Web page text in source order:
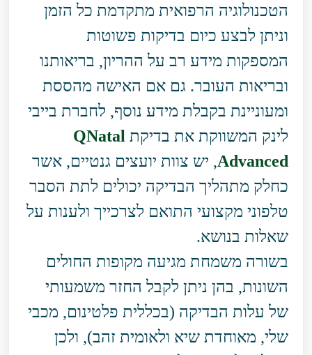
הטכנולוגיה הרפואית מתקדמת כל הזמן
וניתן לבצע כיום בדיקות פשוטות
המספקות מידע רב על ההריון, בריאותנו
ובריאות העובר. גם אם האישה מהססת
ומעוניינת בקבלת מידע נוסף, לחברת בייבי
לינק המשווקת את בדיקת QNatal
Advanced, יש צוות יועצים גנטיים, אשר
כחלק מתהליך הבדיקה יכולים לתת הסבר
טלפוני מקצועי התואם לצרכייך ולענות על
שאלות בנושא.
בשורה משמחת מגיעה מקופות החולים
השונות, בהן ניתן לקבל החזר משמעותי
של עלות הבדיקה (בכללית פלטינום, מכבי
שלי, מאוחדת שיא ולאומית זהב), ולכן